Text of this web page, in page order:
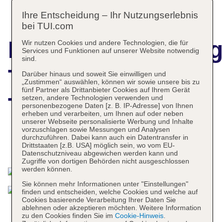
The Mora Sahara
Tozeur
Das bietet Ihre Unterkunft
Ihre Entscheidung – Ihr Nutzungserlebnis
bei TUI.com
Wir nutzen Cookies und andere Technologien, die für
Services und Funktionen auf unserer Website notwendig
sind.
Darüber hinaus und soweit Sie einwilligen und
„Zustimmen“ auswählen, können wir sowie unsere bis zu
fünf Partner als Drittanbieter Cookies auf Ihrem Gerät
setzen, andere Technologien verwenden und
personenbezogene Daten [z. B. IP-Adresse] von Ihnen
erheben und verarbeiten, um Ihnen auf oder neben
unserer Webseite personalisierte Werbung und Inhalte
vorzuschlagen sowie Messungen und Analysen
durchzuführen. Dabei kann auch ein Datentransfer in
Drittstaaten [z.B. USA] möglich sein, wo vom EU-
Datenschutzniveau abgewichen werden kann und
Zugriffe von dortigen Behörden nicht ausgeschlossen
werden können.
Sie können mehr Informationen unter "Einstellungen"
finden und entscheiden, welche Cookies und welche auf
Cookies basierende Verarbeitung Ihrer Daten Sie
ablehnen oder akzeptieren möchten. Weitere Information
zu den Cookies finden Sie im Cookie-Hinweis.